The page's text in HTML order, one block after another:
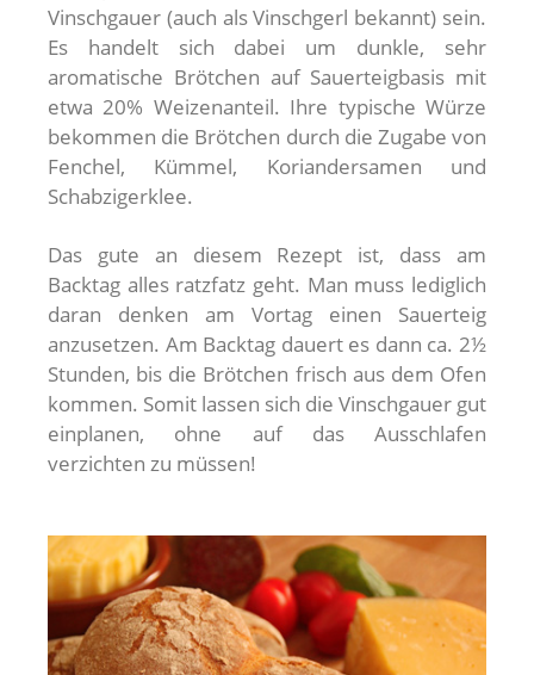
Vinschgauer (auch als Vinschgerl bekannt) sein.
Es handelt sich dabei um dunkle, sehr
aromatische Brötchen auf Sauerteigbasis mit
etwa 20% Weizenanteil. Ihre typische Würze
bekommen die Brötchen durch die Zugabe von
Fenchel, Kümmel, Koriandersamen und
Schabzigerklee.
Das gute an diesem Rezept ist, dass am
Backtag alles ratzfatz geht. Man muss lediglich
daran denken am Vortag einen Sauerteig
anzusetzen. Am Backtag dauert es dann ca. 2½
Stunden, bis die Brötchen frisch aus dem Ofen
kommen. Somit lassen sich die Vinschgauer gut
einplanen, ohne auf das Ausschlafen
verzichten zu müssen!